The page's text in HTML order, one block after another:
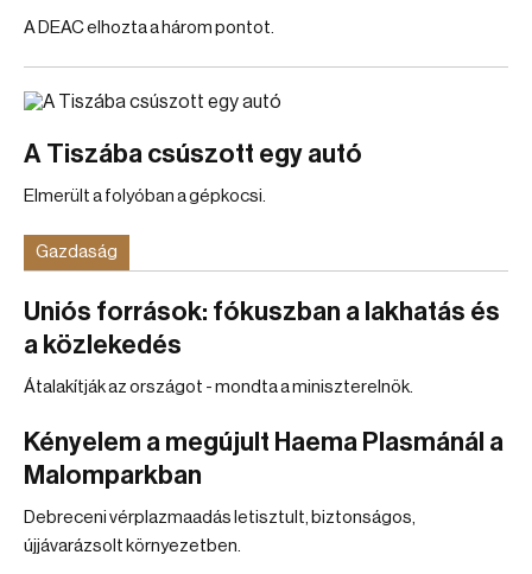
A DEAC elhozta a három pontot.
A Tiszába csúszott egy autó
Elmerült a folyóban a gépkocsi.
Gazdaság
Uniós források: fókuszban a lakhatás és
a közlekedés
Átalakítják az országot - mondta a miniszterelnök.
Kényelem a megújult Haema Plasmánál a
Malomparkban
Debreceni vérplazmaadás letisztult, biztonságos,
újjávarázsolt környezetben.